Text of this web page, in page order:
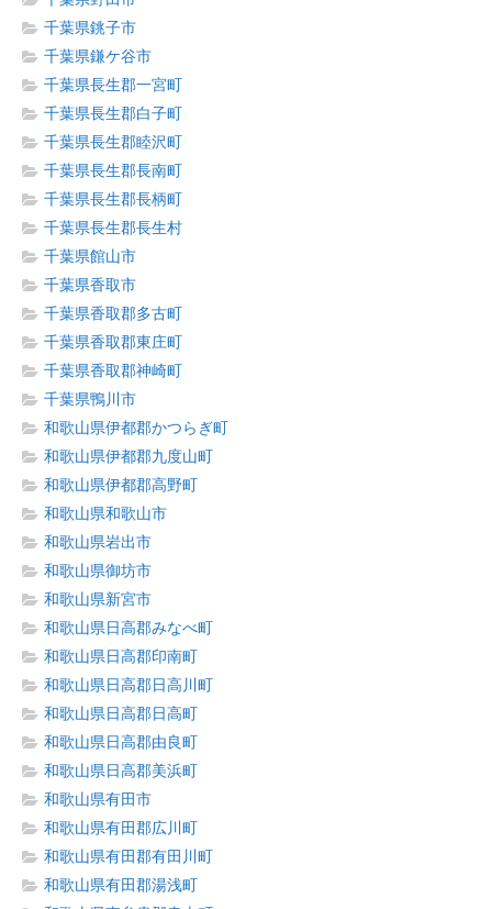
千葉県銚子市
千葉県鎌ケ谷市
千葉県長生郡一宮町
千葉県長生郡白子町
千葉県長生郡睦沢町
千葉県長生郡長南町
千葉県長生郡長柄町
千葉県長生郡長生村
千葉県館山市
千葉県香取市
千葉県香取郡多古町
千葉県香取郡東庄町
千葉県香取郡神崎町
千葉県鴨川市
和歌山県伊都郡かつらぎ町
和歌山県伊都郡九度山町
和歌山県伊都郡高野町
和歌山県和歌山市
和歌山県岩出市
和歌山県御坊市
和歌山県新宮市
和歌山県日高郡みなべ町
和歌山県日高郡印南町
和歌山県日高郡日高川町
和歌山県日高郡日高町
和歌山県日高郡由良町
和歌山県日高郡美浜町
和歌山県有田市
和歌山県有田郡広川町
和歌山県有田郡有田川町
和歌山県有田郡湯浅町